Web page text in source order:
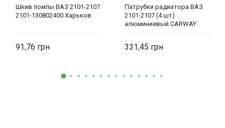
Шкив помпы ВАЗ 2101-2107
2101-130802400 Харьков
91,76
Патрубки радиатора ВАЗ
2101-2107 (4 шт)
алюминиевый CARWAY
331,45